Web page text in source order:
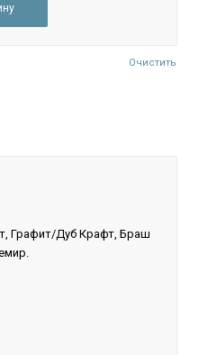
Очистить
Графит/Дуб Крафт, Браш